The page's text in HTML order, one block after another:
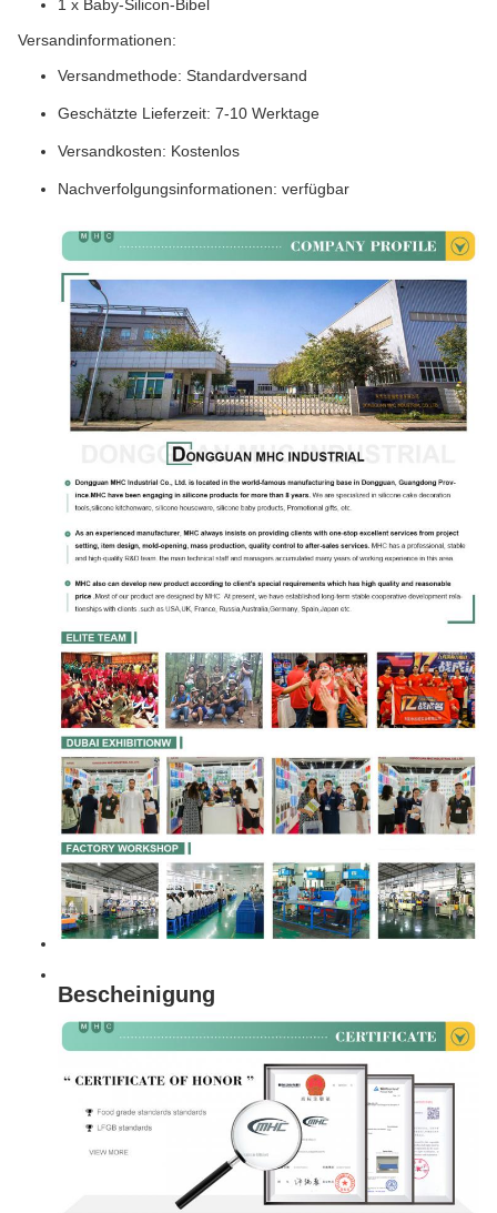
1 x Baby-Silicon-Bibel
Versandinformationen:
Versandmethode: Standardversand
Geschätzte Lieferzeit: 7-10 Werktage
Versandkosten: Kostenlos
Nachverfolgungsinformationen: verfügbar
Bescheinigung